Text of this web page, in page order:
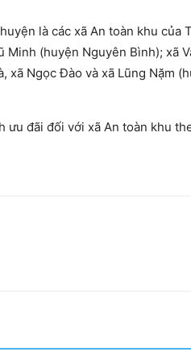
là các xã An toàn khu của
(huyện Nguyên Bình); xã
Ngọc Đào và xã Lũng Nặm
đãi đối với xã An toàn khu